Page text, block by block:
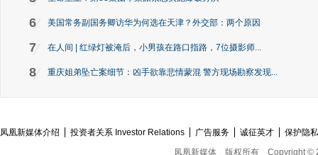
6 美国常务副国务卿访华为何选在天津？外交部：两个原因
7 在人间 | 红绿灯被淹后，小男孩在路口指路，7位摄影师...
8 重庆姐弟坠亡案细节：凶手欲靠悲情蒙混 警方现场勘察发现...
凤凰新媒体介绍 投资者关系 Investor Relations 广告服务 诚征英才
保护隐
凤凰新媒体
版权所有 Copyright ©